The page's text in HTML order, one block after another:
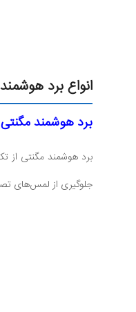
انواع برد هوشمند
برد هوشمند مگنتی
برد هوشمند مگنتی از
جلوگیری از لمس‌های